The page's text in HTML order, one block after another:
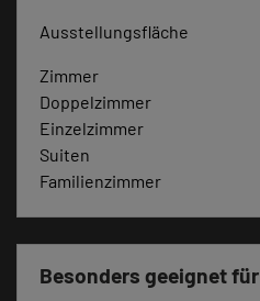
Ausstellungsfläche
Zimmer
Doppelzimmer
Einzelzimmer
Suiten
Familienzimmer
Besonders geeignet für